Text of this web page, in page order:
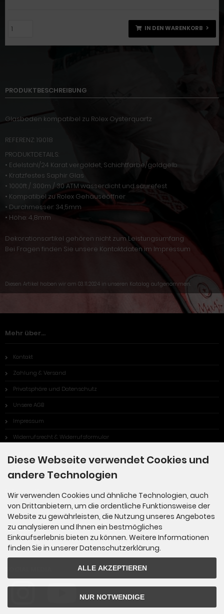
IN DEN WARENKORB
PRODUKTBESCHREIBUNG
Glasboden kompatibel zu Rolex Oysterquartz
REFERENZ: 19018
PRODUKTDETAILS:
• Edelstahl/24 Karat vergoldet, Schichtfarbe/goldgelb
• Kratzfestes Saphir Glas
• 1000ft / 300m / 30 ATM wasserdicht und säurefest
• Kompatibel zu Rolex Gehäuseöffner
• Durchmesser: 34,5mm
• Höhe: 4,8mm
Dekorationsartikel gehören nicht zum Leistungsumfang
Bei Fragen finden Sie unsere Kontaktdaten im Impressum
Diesen Artikel haben wir am 03.11.2024 in unseren Katalog aufgenommen.
Mehr über...
Kontakt
Zahlung & Versand
Privatsphäre und Datenschutz
Unsere AGB
Impressum
Widerrufsrecht & Widerrufsformular
Informationen
Sitemap
Made in Germany
Diese Webseite verwendet Cookies und
andere Technologien
Wir verwenden Cookies und ähnliche Technologien, auch
von Drittanbietern, um die ordentliche Funktionsweise der
Website zu gewährleisten, die Nutzung unseres Angebotes
zu analysieren und Ihnen ein bestmögliches
Einkaufserlebnis bieten zu können. Weitere Informationen
finden Sie in unserer Datenschutzerklärung.
ALLE AKZEPTIEREN
NUR NOTWENDIGE